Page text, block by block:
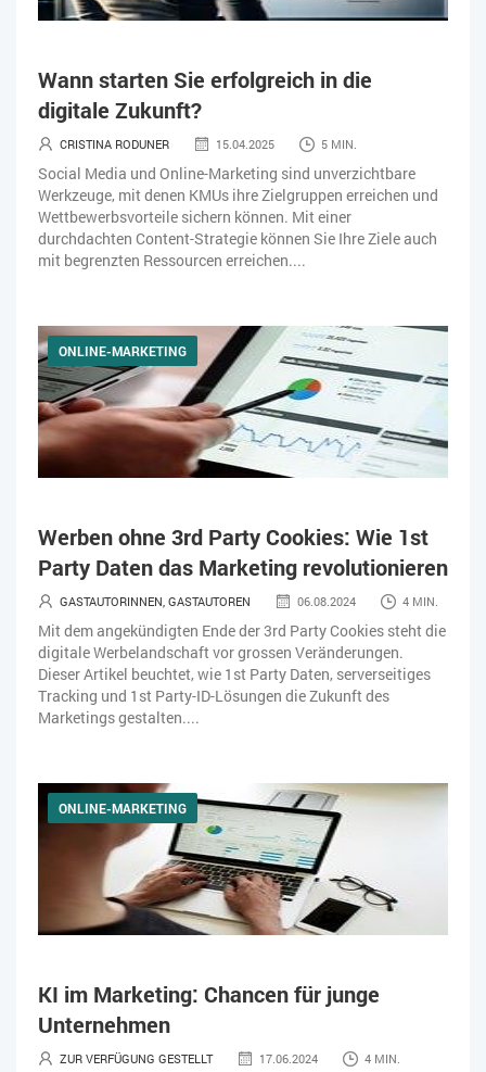
IT-JOBS IT-SERVICE MANAGEMENT KI IM ERP
KÜNSTLICHE INTELLIGENZ
MACHINE LEARNING MANAGEMENT & FÜHRUNG
MARKETING MOBILE OPEN SOURCE PIM
SMART WORK SOCIAL COMMERCE SOCIAL-MEDIA
SOFTWARE-AS-A-SERVICE SOFTWAREENTWICKLUNG
SWONET TRANSPORTLOGISTIK / LAGER
TRENDKOMPASS 2025 TRENDKOMPASS 2026 USABILITY
USER EXPERIENCE WEBDESIGN WEB-SHOP
ZEITWIRTSCHAFT
Wann starten Sie erfolgreich in die
digitale Zukunft?
CRISTINA RODUNER 15.04.2025 5 MIN.
Social Media und Online-Marketing sind unverzichtbare
Werkzeuge, mit denen KMUs ihre Zielgruppen erreichen und
Wettbewerbsvorteile sichern können. Mit einer
durchdachten Content-Strategie können Sie Ihre Ziele auch
mit begrenzten Ressourcen erreichen....
ONLINE-MARKETING
Werben ohne 3rd Party Cookies: Wie 1st
Party Daten das Marketing revolutionieren
GASTAUTORINNEN, GASTAUTOREN 06.08.2024 4 MIN.
Mit dem angekündigten Ende der 3rd Party Cookies steht die
digitale Werbelandschaft vor grossen Veränderungen.
Dieser Artikel beuchtet, wie 1st Party Daten, serverseitiges
Tracking und 1st Party-ID-Lösungen die Zukunft des
Marketings gestalten....
ONLINE-MARKETING
KI im Marketing: Chancen für junge
Unternehmen
ZUR VERFÜGUNG GESTELLT 17.06.2024 4 MIN.